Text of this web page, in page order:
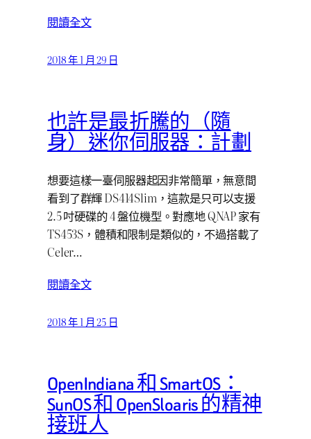
閱讀全文
2018 年 1 月 29 日
也許是最折騰的（隨
身）迷你伺服器：計劃
想要這樣一臺伺服器起因非常簡單，無意間
看到了群輝 DS414Slim，這款是只可以支援
2.5 吋硬碟的 4 盤位機型。對應地 QNAP 家有
TS453S，體積和限制是類似的，不過搭載了
Celer…
閱讀全文
2018 年 1 月 25 日
OpenIndiana 和 SmartOS：
SunOS 和 OpenSloaris 的精神
接班人